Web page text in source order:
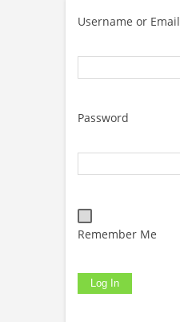
Username or Email
Password
Remember Me